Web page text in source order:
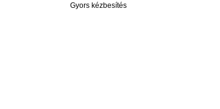
Gyors kézbesítés